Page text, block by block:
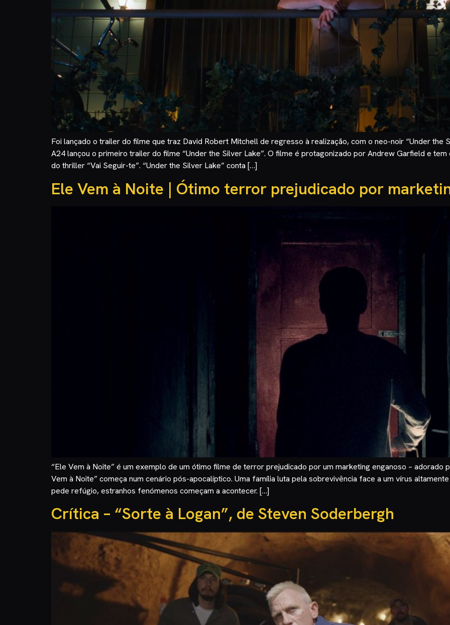
Foi lançado o trailer do filme que traz David Robert Mitchell de regresso à realização, com o neo-noir “Under the
A24 lançou o primeiro trailer do filme “Under the Silver Lake”. O filme é protagonizado por Andrew Garfield e
do thriller “Vai Seguir-te”. “Under the Silver Lake” conta […]
Ele Vem à Noite | Ótimo terror prejudicado por
“Ele Vem à Noite” é um exemplo de um ótimo filme de terror prejudicado por um marketing enganoso – adorado
Vem à Noite” começa num cenário pós-apocalíptico. Uma família luta pela sobrevivência face a um vírus
pede refúgio, estranhos fenómenos começam a acontecer. […]
Crítica – “Sorte à Logan”, de Steven Soderbergh